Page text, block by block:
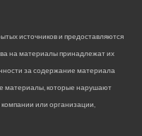
источников и предоставляются
на материалы принадлежат их
за содержание материала
материалы, которые нарушают
или организации,